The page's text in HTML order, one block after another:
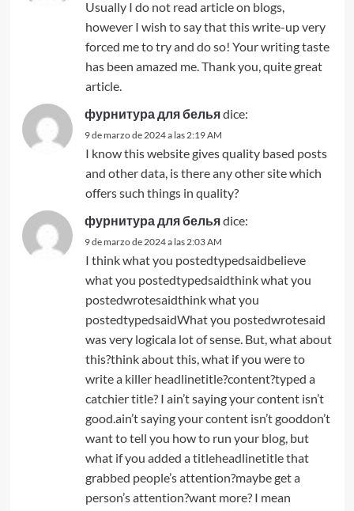
Usually I do not read article on blogs,
however I wish to say that this write-up very
forced me to try and do so! Your writing taste
has been amazed me. Thank you, quite great
article.
фурнитура для бельяdice:
9 de marzo de 2024 a las 2:19 AM
I know this website gives quality based posts
and other data, is there any other site which
offers such things in quality?
фурнитура для бельяdice:
9 de marzo de 2024 a las 2:03 AM
I think what you postedtypedsaidbelieve
what you postedtypedsaidthink what you
postedwrotesaidthink what you
postedtypedsaidWhat you postedwrotesaid
was very logicala lot of sense. But, what about
this?think about this, what if you were to
write a killer headlinetitle?content?typed a
catchier title? I ain’t saying your content isn’t
good.ain’t saying your content isn’t gooddon’t
want to tell you how to run your blog, but
what if you added a titleheadlinetitle that
grabbed people’s attention?maybe get a
person’s attention?want more? I mean